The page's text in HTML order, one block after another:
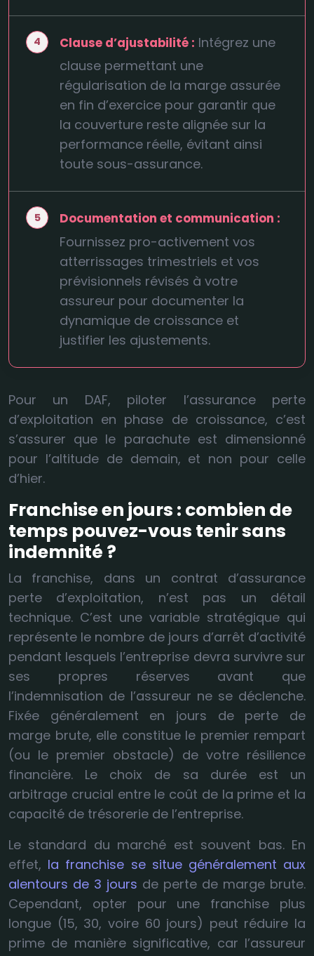
Clause d’ajustabilité : Intégrez une
clause permettant une
régularisation de la marge assurée
en fin d’exercice pour garantir que
la couverture reste alignée sur la
performance réelle, évitant ainsi
toute sous-assurance.
Documentation et communication :
Fournissez pro-activement vos
atterrissages trimestriels et vos
prévisionnels révisés à votre
assureur pour documenter la
dynamique de croissance et
justifier les ajustements.
Pour un DAF, piloter l’assurance perte
d’exploitation en phase de croissance, c’est
s’assurer que le parachute est dimensionné
pour l’altitude de demain, et non pour celle
d’hier.
Franchise en jours : combien de
temps pouvez-vous tenir sans
indemnité ?
La franchise, dans un contrat d’assurance
perte d’exploitation, n’est pas un détail
technique. C’est une variable stratégique qui
représente le nombre de jours d’arrêt d’activité
pendant lesquels l’entreprise devra survivre sur
ses propres réserves avant que
l’indemnisation de l’assureur ne se déclenche.
Fixée généralement en jours de perte de
marge brute, elle constitue le premier rempart
(ou le premier obstacle) de votre résilience
financière. Le choix de sa durée est un
arbitrage crucial entre le coût de la prime et la
capacité de trésorerie de l’entreprise.
Le standard du marché est souvent bas. En
effet, la franchise se situe généralement aux
alentours de 3 jours de perte de marge brute.
Cependant, opter pour une franchise plus
longue (15, 30, voire 60 jours) peut réduire la
prime de manière significative, car l’assureur